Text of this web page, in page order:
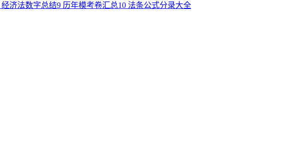
经济法数字总结9 历年模考卷汇总10 法条公式分录大全